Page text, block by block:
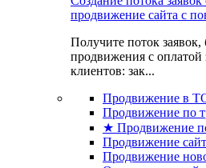
продвижение сайта с
Получите поток
продвижения с оплатой
клиентов: зак...
Продвижение в
Продвижение по
★ Продвижение
Продвижение
Продвижение